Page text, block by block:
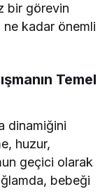
bir görevin
ne kadar önemli
Temel
dinamiğini
huzur,
geçici olarak
bebeği